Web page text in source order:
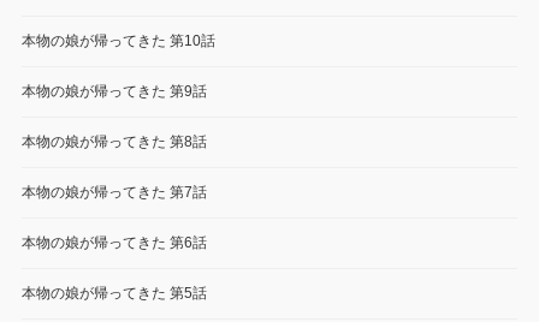
本物の娘が帰ってきた 第10話
本物の娘が帰ってきた 第9話
本物の娘が帰ってきた 第8話
本物の娘が帰ってきた 第7話
本物の娘が帰ってきた 第6話
本物の娘が帰ってきた 第5話